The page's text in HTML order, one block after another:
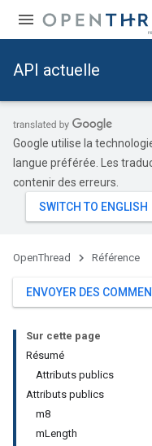
API actuelle
Google utilise la
langue préférée. Les
contenir des erreurs.
OpenThread Référence
ENVOYER DES
Sur cette page
Résumé
Attributs publics
Attributs publics
m8
mLength